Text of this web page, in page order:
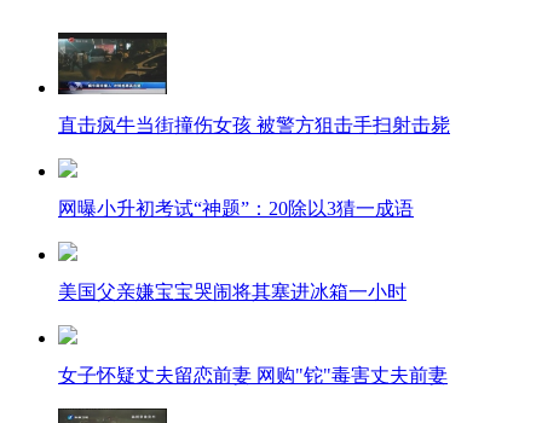
直击疯牛当街撞伤女孩 被警方狙击手扫射击毙
网曝小升初考试“神题”：20除以3猜一成语
美国父亲嫌宝宝哭闹将其塞进冰箱一小时
女子怀疑丈夫留恋前妻 网购"铊"毒害丈夫前妻